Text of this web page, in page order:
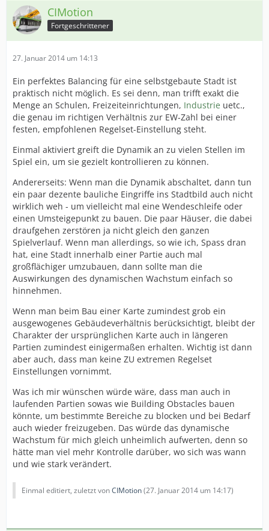
CIMotion
Fortgeschrittener
27. Januar 2014 um 14:13
Ein perfektes Balancing für eine selbstgebaute Stadt ist
praktisch nicht möglich. Es sei denn, man trifft exakt die
Menge an Schulen, Freizeiteinrichtungen, Industrie uetc.,
die genau im richtigen Verhältnis zur EW-Zahl bei einer
festen, empfohlenen Regelset-Einstellung steht.
Einmal aktiviert greift die Dynamik an zu vielen Stellen im
Spiel ein, um sie gezielt kontrollieren zu können.
Andererseits: Wenn man die Dynamik abschaltet, dann tun
ein paar dezente bauliche Eingriffe ins Stadtbild auch nicht
wirklich weh - um vielleicht mal eine Wendeschleife oder
einen Umsteigepunkt zu bauen. Die paar Häuser, die dabei
draufgehen zerstören ja nicht gleich den ganzen
Spielverlauf. Wenn man allerdings, so wie ich, Spass dran
hat, eine Stadt innerhalb einer Partie auch mal
großflächiger umzubauen, dann sollte man die
Auswirkungen des dynamischen Wachstum einfach so
hinnehmen.
Wenn man beim Bau einer Karte zumindest grob ein
ausgewogenes Gebäudeverhältnis berücksichtigt, bleibt der
Charakter der ursprünglichen Karte auch in längeren
Partien zumindest einigermaßen erhalten. Wichtig ist dann
aber auch, dass man keine ZU extremen Regelset
Einstellungen vornimmt.
Was ich mir wünschen würde wäre, dass man auch in
laufenden Partien sowas wie Building Obstacles bauen
könnte, um bestimmte Bereiche zu blocken und bei Bedarf
auch wieder freizugeben. Das würde das dynamische
Wachstum für mich gleich unheimlich aufwerten, denn so
hätte man viel mehr Kontrolle darüber, wo sich was wann
und wie stark verändert.
Einmal editiert, zuletzt vonCIMotion(27. Januar 2014 um 14:17)